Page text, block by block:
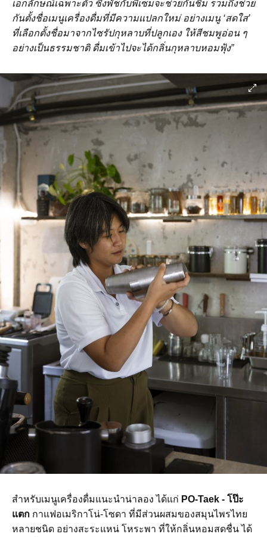
เอกลักษณ์เฉพาะตัว ซึ่งพัชกับพี่เซมจะช่วยกันชิม รวมถึงช่วย
กันตั้งชื่อเมนูเครื่องดื่มที่มีความแปลกใหม่ อย่างเมนู ‘สดใส’
ที่เลือกตั้งชื่อมาจากไซรัปกุหลาบที่ปลูกเอง ให้สีชมพูอ่อน ๆ
อย่างเป็นธรรมชาติ ดื่มเข้าไปจะได้กลิ่นกุหลาบหอมฟุ้ง”
สำหรับเมนูเครื่องดื่มแนะนำน่าลอง ได้แก่ PO-Taek - โป๊ะ
แตก กาแฟอเมริกาโน่-โซดา ที่มีส่วนผสมของสมุนไพรไทย
หลายชนิด อย่างสะระแหน่ โหระพา ที่ให้กลิ่นหอมสดชื่น ได้